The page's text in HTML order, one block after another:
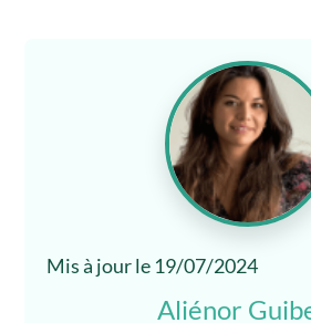
Mis à jour le 19/07/2024
Aliénor